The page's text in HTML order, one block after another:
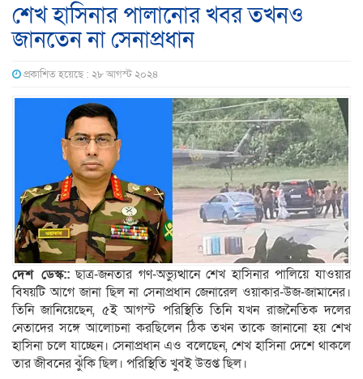
শেখ হাসিনার পালানোর খবর তখনও
জানতেন না সেনাপ্রধান
প্রকাশিত হয়েছে : ২৮ আগস্ট ২০২৪
দেশ ডেস্ক::ছাত্র-জনতার গণ-অভ্যুত্থানে শেখ হাসিনার পালিয়ে যাওয়ার
বিষয়টি আগে জানা ছিল না সেনাপ্রধান জেনারেল ওয়াকার-উজ-জামানের।
তিনি জানিয়েছেন, ৫ই আগস্ট পরিস্থিতি তিনি যখন রাজনৈতিক দলের
নেতাদের সঙ্গে আলোচনা করছিলেন ঠিক তখন তাকে জানানো হয় শেখ
হাসিনা চলে যাচ্ছেন। সেনাপ্রধান এও বলেছেন, শেখ হাসিনা দেশে থাকলে
তার জীবনের ঝুঁকি ছিল। পরিস্থিতি খুবই উত্তপ্ত ছিল।